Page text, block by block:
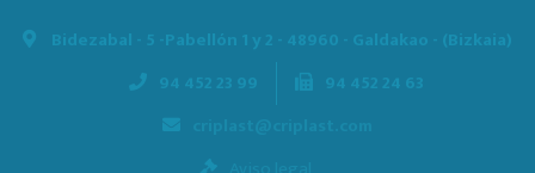
Bidezabal - 5 -Pabellón 1 y 2 - 48960 - Galdakao - (Bizkaia)
94 452 23 99
94 452 24 63